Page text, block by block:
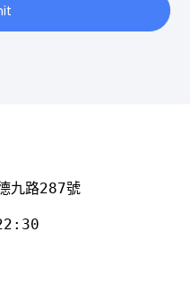
九路287號